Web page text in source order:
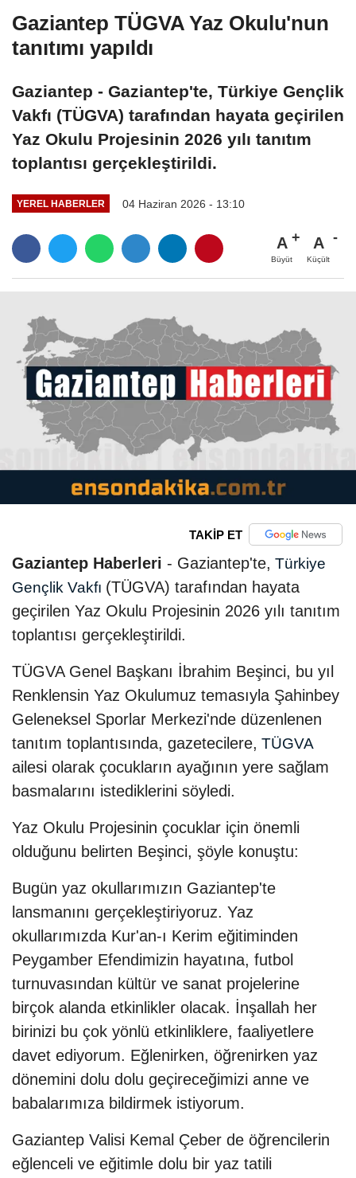
Gaziantep TÜGVA Yaz Okulu'nun
tanıtımı yapıldı
Gaziantep - Gaziantep'te, Türkiye Gençlik
Vakfı (TÜGVA) tarafından hayata geçirilen
Yaz Okulu Projesinin 2026 yılı tanıtım
toplantısı gerçekleştirildi.
YEREL HABERLER 04 Haziran 2026 - 13:10
A
Büyüt
A
Küçült
TAKİP ET
Gaziantep Haberleri - Gaziantep'te, Türkiye
Gençlik Vakfı (TÜGVA) tarafından hayata
geçirilen Yaz Okulu Projesinin 2026 yılı tanıtım
toplantısı gerçekleştirildi.
TÜGVA Genel Başkanı İbrahim Beşinci, bu yıl
Renklensin Yaz Okulumuz temasıyla Şahinbey
Geleneksel Sporlar Merkezi'nde düzenlenen
tanıtım toplantısında, gazetecilere, TÜGVA
ailesi olarak çocukların ayağının yere sağlam
basmalarını istediklerini söyledi.
Yaz Okulu Projesinin çocuklar için önemli
olduğunu belirten Beşinci, şöyle konuştu:
Bugün yaz okullarımızın Gaziantep'te
lansmanını gerçekleştiriyoruz. Yaz
okullarımızda Kur'an-ı Kerim eğitiminden
Peygamber Efendimizin hayatına, futbol
turnuvasından kültür ve sanat projelerine
birçok alanda etkinlikler olacak. İnşallah her
birinizi bu çok yönlü etkinliklere, faaliyetlere
davet ediyorum. Eğlenirken, öğrenirken yaz
dönemini dolu dolu geçireceğimizi anne ve
babalarımıza bildirmek istiyorum.
Gaziantep Valisi Kemal Çeber de öğrencilerin
eğlenceli ve eğitimle dolu bir yaz tatili